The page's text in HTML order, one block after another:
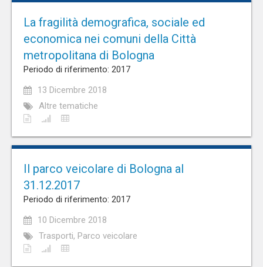
La fragilità demografica, sociale ed
economica nei comuni della Città
metropolitana di Bologna
Periodo di riferimento: 2017
13 Dicembre 2018
Altre tematiche
Il parco veicolare di Bologna al
31.12.2017
Periodo di riferimento: 2017
10 Dicembre 2018
Trasporti, Parco veicolare